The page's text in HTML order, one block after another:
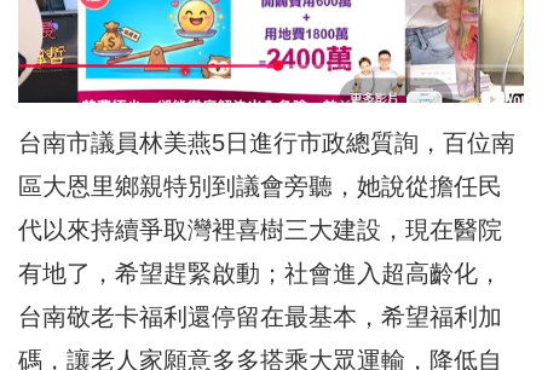
台南市議員林美燕5日進行市政總質詢，百位南
區大恩里鄉親特別到議會旁聽，她說從擔任民
代以來持續爭取灣裡喜樹三大建設，現在醫院
有地了，希望趕緊啟動；社會進入超高齡化，
台南敬老卡福利還停留在最基本，希望福利加
碼，讓老人家願意多多搭乘大眾運輸，降低自